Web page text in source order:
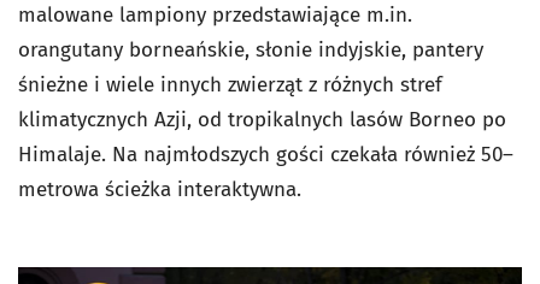
malowane lampiony przedstawiające m.in.
orangutany borneańskie, słonie indyjskie, pantery
śnieżne i wiele innych zwierząt z różnych stref
klimatycznych Azji, od tropikalnych lasów Borneo po
Himalaje. Na najmłodszych gości czekała również 50–
metrowa ścieżka interaktywna.